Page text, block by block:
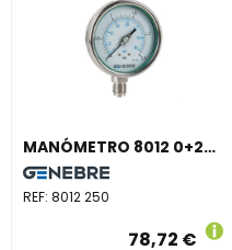
MANÓMETRO 8012 0+250bar
REF: 8012 250
78,72 €